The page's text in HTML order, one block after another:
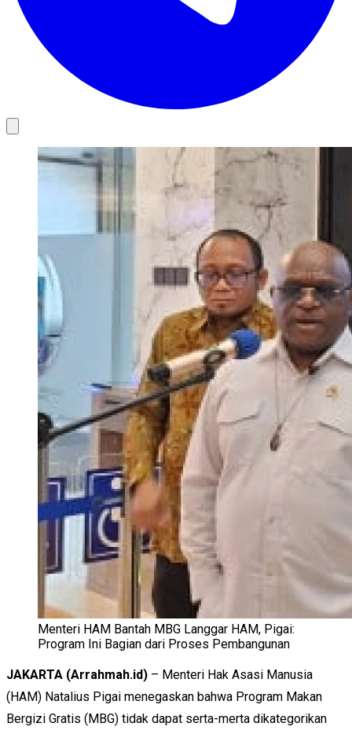
Menteri HAM Bantah MBG Langgar HAM, Pigai:
Program Ini Bagian dari Proses Pembangunan
JAKARTA (Arrahmah.id) – Menteri Hak Asasi Manusia
(HAM) Natalius Pigai menegaskan bahwa Program Makan
Bergizi Gratis (MBG) tidak dapat serta-merta dikategorikan